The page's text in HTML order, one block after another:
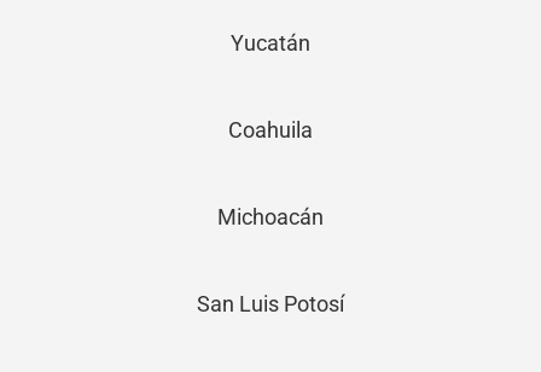
Yucatán
Coahuila
Michoacán
San Luis Potosí